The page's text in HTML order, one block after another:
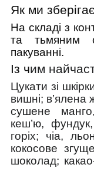
Як ми
На складі з
та тьмяним
пакуванні.
Із чим
Цукати зі
вишні; в’ялена
сушене
кеш’ю,
горіх; чіа,
кокосове
шоколад;